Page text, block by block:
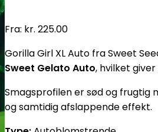
Fra: kr. 225.00
Gorilla Girl XL Auto fra Sweet
Sweet Gelato Auto, hvilket
Smagsprofilen er sød og frugtig
og samtidig afslappende effekt.